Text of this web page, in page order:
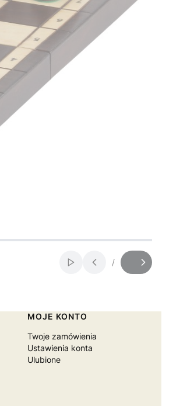
Włącz automatyczne
Slajd
/
z
MOJE KONTO
Twoje zamówienia
Ustawienia konta
Ulubione